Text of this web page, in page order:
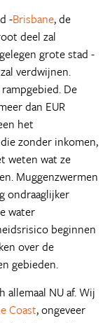
-Brisbane, de
deel zal
grote stad -
verdwijnen.
De
dan EUR
het
zonder inkomen,
weten wat ze
Muggenzwermen
ondraaglijker
water
beginnen
over de
gebieden.
NU af. Wij
Coast, ongeveer